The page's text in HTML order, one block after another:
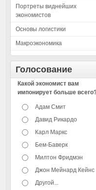
Портреты виднейших
экономистов
Основы логистики
Макроэкономика
Голосование
Какой экономист вам
импонирует больше
Адам Смит
Давид Рикардо
Карл Маркс
Бем-Баверк
Милтон Фридмэн
Джон Мейнард Кейнс
Другой...